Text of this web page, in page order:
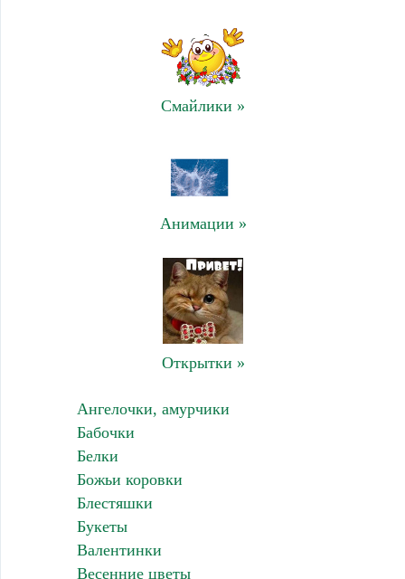
Смайлики »
Анимации »
Открытки »
Ангелочки, амурчики
Бабочки
Белки
Божьи коровки
Блестяшки
Букеты
Валентинки
Весенние цветы